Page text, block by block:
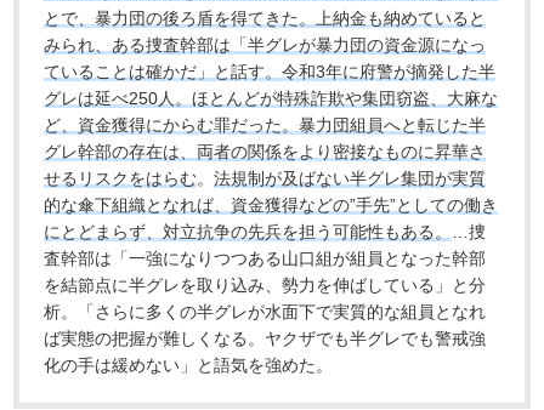
とで、暴力団の後ろ盾を得てきた。上納金も納めていると
みられ、ある捜査幹部は「半グレが暴力団の資金源になっ
ていることは確かだ」と話す。令和3年に府警が摘発した半
グレは延べ250人。ほとんどが特殊詐欺や集団窃盗、大麻な
ど、資金獲得にからむ罪だった。暴力団組員へと転じた半
グレ幹部の存在は、両者の関係をより密接なものに昇華さ
せるリスクをはらむ。法規制が及ばない半グレ集団が実質
的な傘下組織となれば、資金獲得などの”手先”としての働き
にとどまらず、対立抗争の先兵を担う可能性もある。
…捜
査幹部は「一強になりつつある山口組が組員となった幹部
を結節点に半グレを取り込み、勢力を伸ばしている」と分
析。「さらに多くの半グレが水面下で実質的な組員となれ
ば実態の把握が難しくなる。ヤクザでも半グレでも警戒強
化の手は緩めない」と語気を強めた。